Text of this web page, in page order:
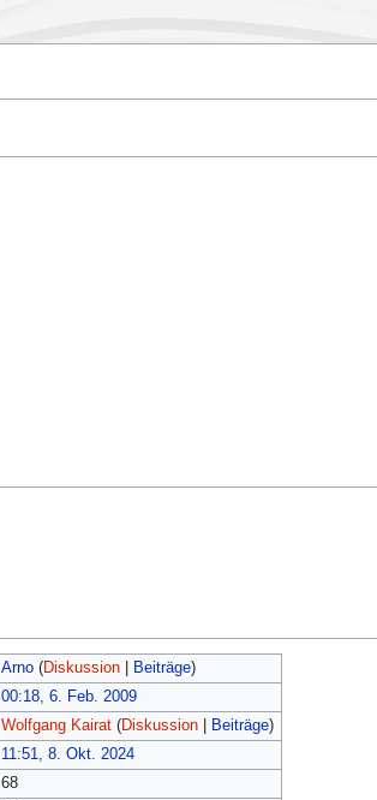
Arno (Diskussion| Beiträge)
00:18, 6. Feb. 2009
Wolfgang Kairat (Diskussion| Beiträge)
11:51, 8. Okt. 2024
68